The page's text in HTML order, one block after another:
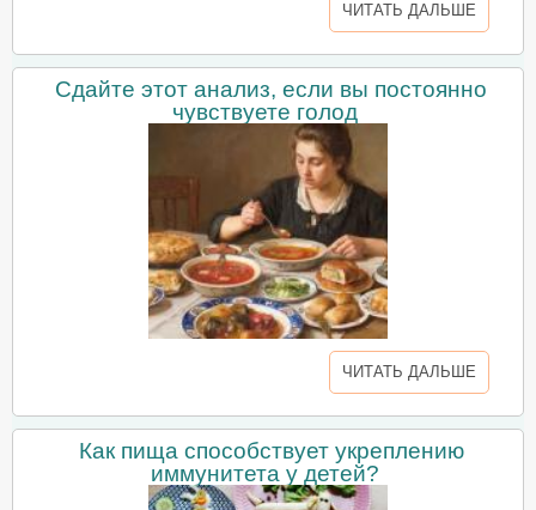
ЧИТАТЬ ДАЛЬШЕ
Сдайте этот анализ, если вы постоянно
чувствуете голод
ЧИТАТЬ ДАЛЬШЕ
Как пища способствует укреплению
иммунитета у детей?